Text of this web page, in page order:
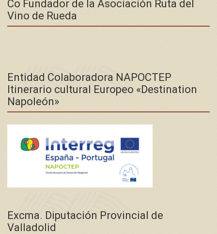
Co Fundador de la Asociación Ruta del
Vino de Rueda
Entidad Colaboradora NAPOCTEP
Itinerario cultural Europeo «Destination
Napoleón»
Excma. Diputación Provincial de
Valladolid